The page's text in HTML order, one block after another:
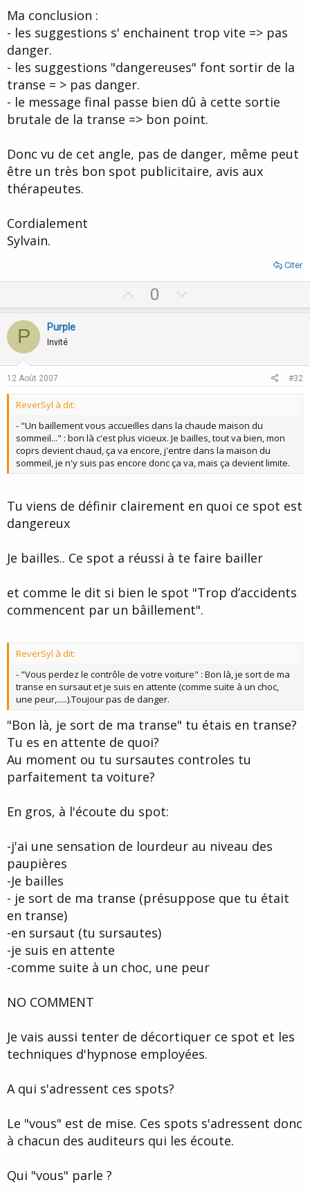
Ma conclusion :
- les suggestions s' enchainent trop vite => pas
danger.
- les suggestions "dangereuses" font sortir de la
transe = > pas danger.
- le message final passe bien dû à cette sortie
brutale de la transe => bon point.
Donc vu de cet angle, pas de danger, même peut
être un très bon spot publicitaire, avis aux
thérapeutes.
Cordialement
Sylvain.
Citer
p
t
0
o
v
P Purple
Invité
12 Août 2007 #32
ReverSyl à dit:
- "Un baillement vous accueilles dans la chaude maison du
sommeil..." : bon là c'est plus vicieux. Je bailles, tout va bien, mon
coprs devient chaud, ça va encore, j'entre dans la maison du
sommeil, je n'y suis pas encore donc ça va, mais ça devient limite.
Tu viens de définir clairement en quoi ce spot est
dangereux
Je bailles.. Ce spot a réussi à te faire bailler
et comme le dit si bien le spot "Trop d’accidents
commencent par un bâillement".
ReverSyl à dit:
- "Vous perdez le contrôle de votre voiture" : Bon là, je sort de ma
transe en sursaut et je suis en attente (comme suite à un choc,
une peur,.....).Toujour pas de danger.
"Bon là, je sort de ma transe" tu étais en transe?
Tu es en attente de quoi?
Au moment ou tu sursautes controles tu
parfaitement ta voiture?
En gros, à l'écoute du spot:
-j'ai une sensation de lourdeur au niveau des
paupières
-Je bailles
- je sort de ma transe (présuppose que tu était
en transe)
-en sursaut (tu sursautes)
-je suis en attente
-comme suite à un choc, une peur
NO COMMENT
Je vais aussi tenter de décortiquer ce spot et les
techniques d'hypnose employées.
A qui s'adressent ces spots?
Le "vous" est de mise. Ces spots s'adressent donc
à chacun des auditeurs qui les écoute.
Qui "vous" parle ?